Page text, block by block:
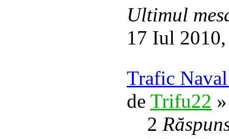
Ultimul
17 Iul
Trafic
de Trifu22
2